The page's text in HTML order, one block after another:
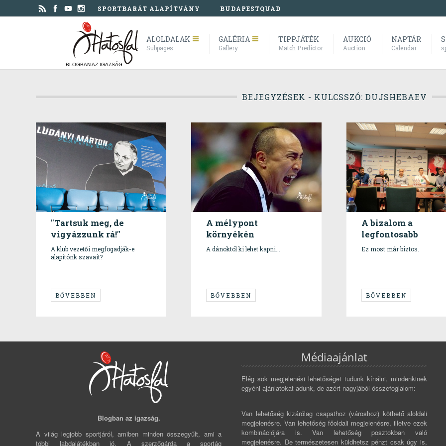
SPORTBARÁT ALAPÍTVÁNY BUDAPESTQUAD
BLOGBAN AZ IGAZSÁG
ALOLDALAK
Subpages
GALÉRIA
Gallery
TIPPJÁTÉK
Match Predictor
AUKCIÓ
Auction
NAPTÁR
Calendar
BEJEGYZÉSEK - KULCSSZÓ: DUJSHEBAEV
"Tartsuk meg, de
vigyázzunk rá!"
A klub vezetői megfogadják-e
alapítónk szavait?
BŐVEBBEN
A mélypont
környékén
A dánoktól ki lehet kapni...
BŐVEBBEN
A bizalom a
legfontosabb
Ez most már biztos.
BŐVEBBEN
Blogban az igazság.
A világ legjobb sportjáról, amiben minden összegyűlt, ami a
többi labdajátékban jó. A szerzőgárda a sportág
Médiaajánlat
Elég sok megjelenési lehetőséget tudunk kínálni, mindenkinek
egyéni ajánlatokat adunk, de azért nagyjából összefoglalom:
Van lehetőség kizárólag csapathoz (városhoz) köthető aloldali
megjelenésre. Van lehetőség főoldali megjelenésre, illetve ezek
kombinációjára is. Van lehetőség posztokban való
megjelenésre. De természetesen küldhetsz pénzt csak úgy is,